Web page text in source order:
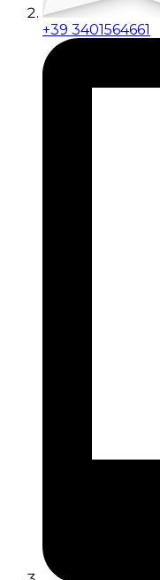
+39 3401564661